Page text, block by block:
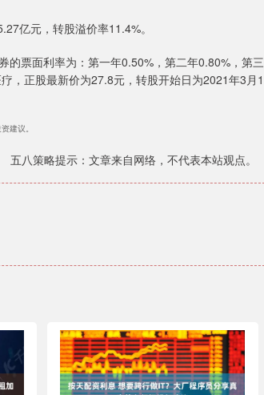
亿元，转股溢价率11.4%。
的票面利率为：第一年0.50%，第二年0.80%，第三
，正股最新价为27.8元，转股开始日为2021年3月1
建议。
五八策略提示：文章来自网络，不代表本站观点。